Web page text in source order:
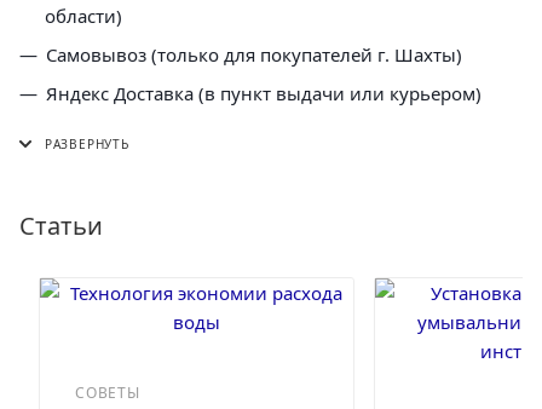
области)
Самовывоз (только для покупателей г. Шахты)
Яндекс Доставка (в пункт выдачи или курьером)
Статьи
СОВЕТЫ